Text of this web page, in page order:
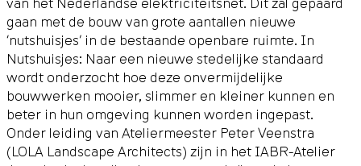
gaan met de bouw van grote aantallen nieuwe
‘nutshuisjes’ in de bestaande openbare ruimte. In
Nutshuisjes: Naar een nieuwe stedelijke standaard
wordt onderzocht hoe deze onvermijdelijke
bouwwerken mooier, slimmer en kleiner kunnen en
beter in hun omgeving kunnen worden ingepast.
Onder leiding van Ateliermeester Peter Veenstra
(LOLA Landscape Architects) zijn in het IABR-Atelier